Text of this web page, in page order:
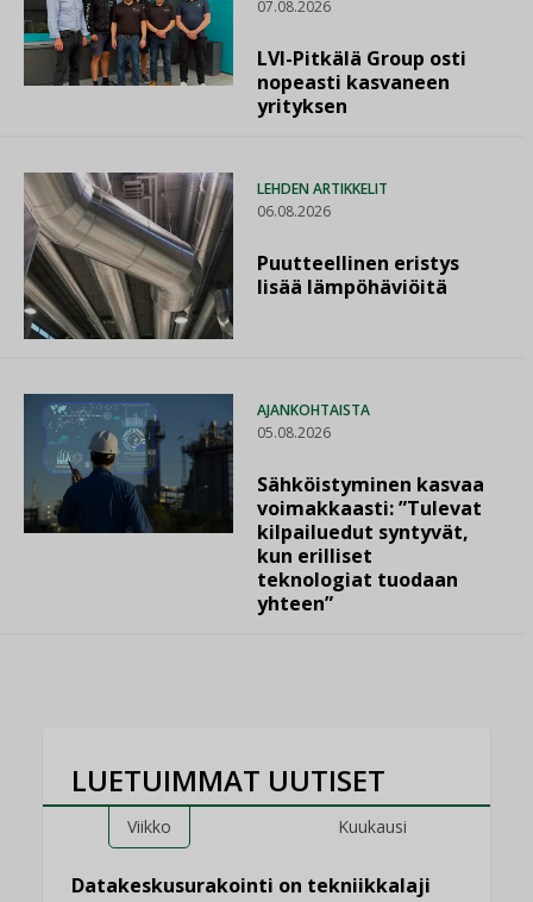
07.08.2026
LVI-Pitkälä Group osti
nopeasti kasvaneen
yrityksen
LEHDEN ARTIKKELIT
06.08.2026
Puutteellinen eristys
lisää lämpöhäviöitä
AJANKOHTAISTA
05.08.2026
Sähköistyminen kasvaa
voimakkaasti: ”Tulevat
kilpailuedut syntyvät,
kun erilliset
teknologiat tuodaan
yhteen”
LUETUIMMAT UUTISET
Viikko Kuukausi
Datakeskusurakointi on tekniikkalaji